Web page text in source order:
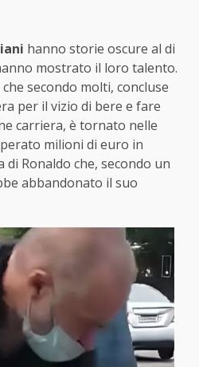
hanno storie oscure al di
mostrato il loro talento.
secondo molti, concluse
per il vizio di bere e fare
carriera, è tornato nelle
milioni di euro in
di Ronaldo che, secondo un
abbandonato il suo